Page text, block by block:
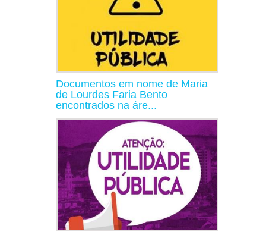
Documentos em nome de Maria
de Lourdes Faria Bento
encontrados na áre...